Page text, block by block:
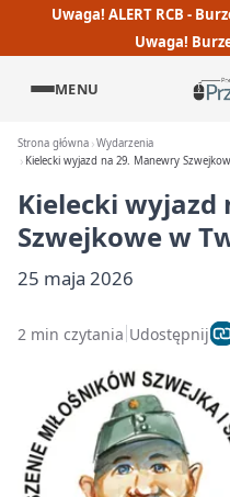
Uwaga! ALERT RCB -
Uwaga!
MENU
Strona główna Wydarzenia
Kielecki wyjazd na 29. Manewry
Kielecki wyjazd
Szwejkowe w
25 maja 2026
2 min czytania Udostępnij